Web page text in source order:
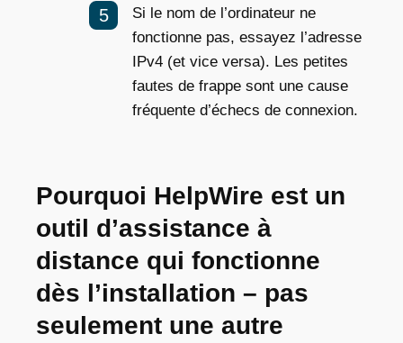
Si le nom de l’ordinateur ne
fonctionne pas, essayez l’adresse
IPv4 (et vice versa). Les petites
fautes de frappe sont une cause
fréquente d’échecs de connexion.
Pourquoi HelpWire est un
outil d’assistance à
distance qui fonctionne
dès l’installation – pas
seulement une autre